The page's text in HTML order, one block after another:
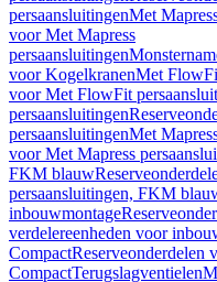
persaansluitingenMet
voor Met Mapress
persaansluitingen
voor KogelkranenMet
voor Met FlowFit
persaansluitingen
persaansluitingenMet
voor Met Mapress
FKM blauw
persaansluitingen, FKM
inbouwmontage
verdelereenheden voor
CompactReserveonderdelen
CompactTerugslagventielen